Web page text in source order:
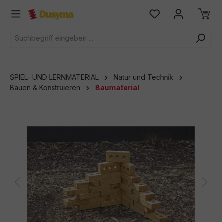
springen
SPIEL- UND LERNMATERIAL
Natur und Technik
Bauen & Konstruieren
Baumaterial